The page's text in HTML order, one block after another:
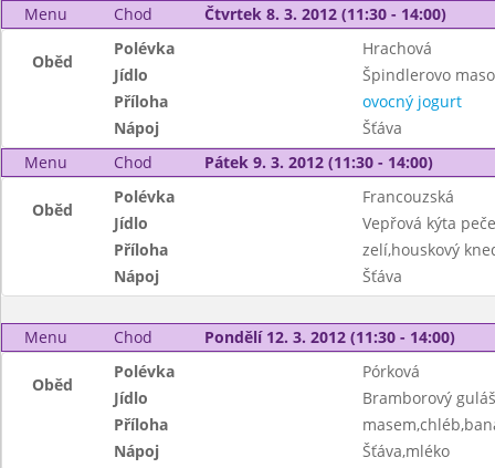
Menu
Chod Čtvrtek 8. 3. 2012 (11:30 - 14:00)
Oběd
Polévka
Hrachová
Jídlo
Špindlerovo
Příloha
ovocný jogurt
Nápoj
Šťáva
Menu
Chod Pátek 9. 3. 2012 (11:30 - 14:00)
Oběd
Polévka
Francouzská
Jídlo
Vepřová kýta
Příloha
zelí,houskový
Nápoj
Šťáva
Menu Chod Pondělí 12. 3. 2012 (11:30 - 14:00)
Oběd
Polévka
Pórková
Jídlo
Bramborový
Příloha
Nápoj
Šťáva,mléko